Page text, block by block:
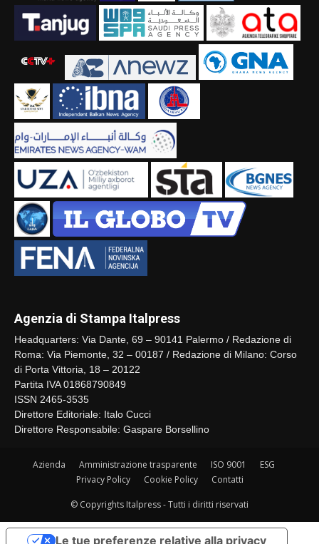
Agenzia di Stampa Italpress
Headquarters: Via Dante, 69 – 90141 Palermo / Redazione di
Roma: Via Piemonte, 32 – 00187 / Redazione di Milano: Corso
di Porta Vittoria, 18 – 20122
Partita IVA 01868790849
ISSN 2465-3535
Direttore Editoriale: Italo Cucci
Direttore Responsabile: Gaspare Borsellino
Azienda Amministrazione trasparente ISO 9001
ESG
Privacy Policy
Cookie Policy Contatti
© Copyrights Italpress - Tutti i diritti riservati
Le tue preferenze relative alla privacy